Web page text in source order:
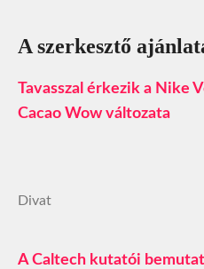
A szerkesztő
Tavasszal érkezik a Nike
Cacao Wow változata
Divat
A Caltech kutatói